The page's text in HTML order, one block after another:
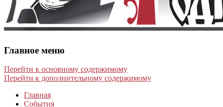
Главное меню
Перейти к основному содержимому
Перейти к дополнительному содержимому
Главная
События